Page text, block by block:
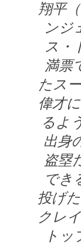
翔平
ンジ
ス・
満票
たス
偉才
る
出身
盗塁
でき
投げ
クレ
ト